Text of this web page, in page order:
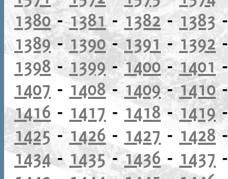
1380-1381- 1382 - 1383
1389-1390-1391 -1392
1398 -1399 -1400-1401
1407 - 1408-1409-1410
1416 - 1417 - 1418-1419
1425- 1426 - 1427 - 1428
1434- 1435-1436 - 1437